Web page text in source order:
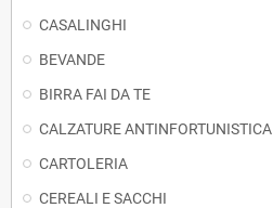
CASALINGHI
BEVANDE
BIRRA FAI DA TE
CALZATURE ANTINFORTUNISTICA
CARTOLERIA
CEREALI E SACCHI